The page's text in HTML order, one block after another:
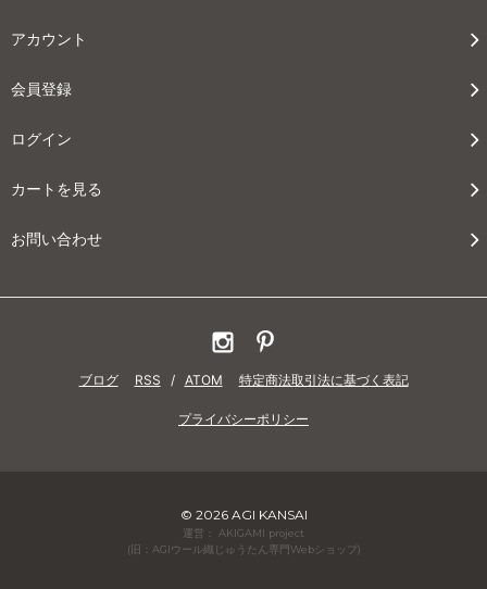
アカウント
会員登録
ログイン
カートを見る
お問い合わせ
ブログ RSS / ATOM 特定商法取引法に基づく表記
プライバシーポリシー
© 2026 AGI KANSAI
運営： AKIGAMI project
(旧：AGIウール織じゅうたん専門Webショップ)